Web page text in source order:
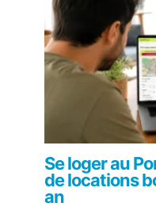
Se loger au
de locations
an